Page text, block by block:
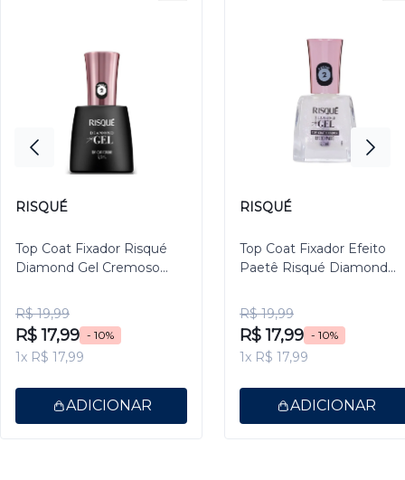
RISQUÉ
Top Coat Fixador Risqué
Diamond Gel Cremoso
R$ 19,99
R$ 17,99 - 10%
1x R$ 17,99
ADICIONAR
RISQUÉ
Top Coat Fixador Efeito
Paetê Risqué Diamond
R$ 19,99
R$ 17,99 - 10%
1x R$ 17,99
ADICIONAR